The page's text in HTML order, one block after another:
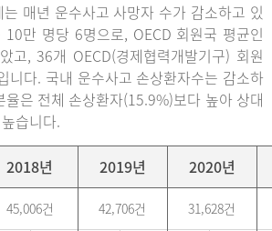
매년 운수사고 사망자 수가 감소하고 있
10만 명당 6명으로, OECD 회원국 평균인
고, 36개 OECD(경제협력개발기구) 회원
니다. 국내 운수사고 손상환자수는 감소하
율은 전체 손상환자(15.9%)보다 높아 상대
습니다.
2018년 2019년
2020년
45,006건 42,706건 31,628건